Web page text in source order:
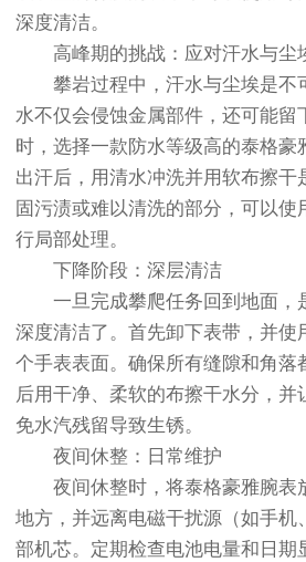
深度清洁。
高峰期的挑战：应对汗水与尘
攀岩过程中，汗水与尘埃是不
水不仅会侵蚀金属部件，还可能留
时，选择一款防水等级高的泰格豪
出汗后，用清水冲洗并用软布擦干
固污渍或难以清洗的部分，可以使
行局部处理。
下降阶段：深层清洁
一旦完成攀爬任务回到地面，
深度清洁了。首先卸下表带，并使
个手表表面。确保所有缝隙和角落
后用干净、柔软的布擦干水分，并
免水汽残留导致生锈。
夜间休整：日常维护
夜间休整时，将泰格豪雅腕表
地方，并远离电磁干扰源（如手机
部机芯。定期检查电池电量和日期